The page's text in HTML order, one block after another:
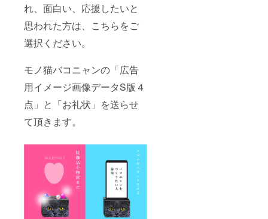
れ、面白い、応援したいと
思われた方は、こちらをご
選択ください。
モノ猫バコニャンの「広告
用イメージ画像データS版４
点」と「お礼状」を送らせ
て頂きます。